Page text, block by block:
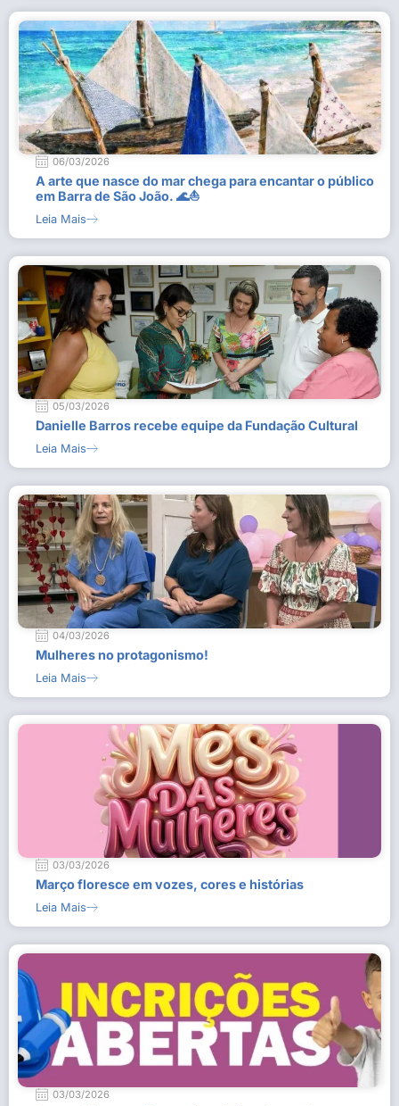
06/03/2026
A arte que nasce do mar chega para encantar o público
em Barra de São João. 🌊⛵
Leia Mais
05/03/2026
Danielle Barros recebe equipe da Fundação Cultural
Leia Mais
04/03/2026
Mulheres no protagonismo!
Leia Mais
03/03/2026
Março floresce em vozes, cores e histórias
Leia Mais
03/03/2026